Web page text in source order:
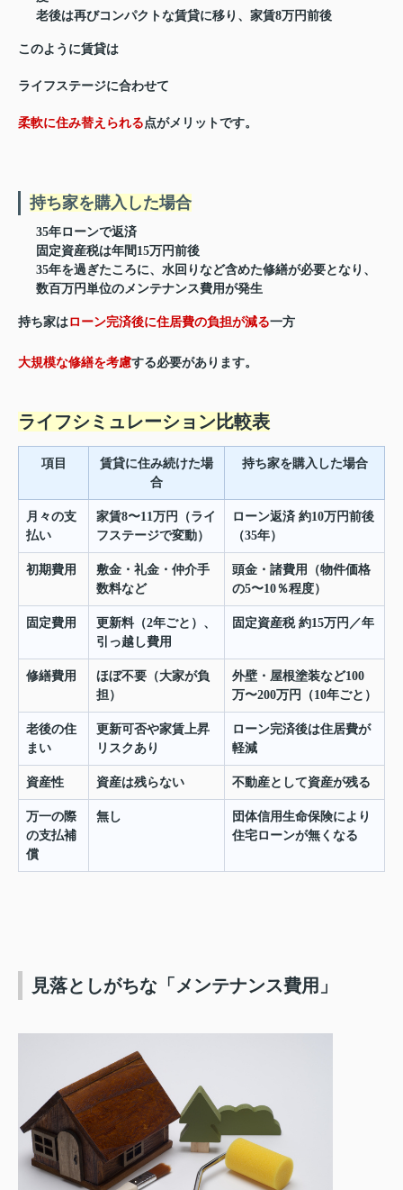
老後は再びコンパクトな賃貸に移り、家賃8万円前後
このように賃貸は
ライフステージに合わせて
柔軟に住み替えられる 点がメリットです。
持ち家を購入した場合
35年ローンで返済
固定資産税は年間15万円前後
35年を過ぎたころに、水回りなど含めた修繕が必要となり、
数百万円単位のメンテナンス費用が発生
持ち家はローン完済後に住居費の負担が減る一方
大規模な修繕を考慮する必要があります。
ライフシミュレーション比較表
項目
賃貸に住み続けた場
合
持ち家を購入した場合
月々の支
払い
家賃8〜11万円（ライ
フステージで変動）
ローン返済 約10万円前後
（35年）
初期費用
敷金・礼金・仲介手
数料など
頭金・諸費用（物件価格
の5〜10％程度）
固定費用
更新料（2年ごと）、
引っ越し費用
固定資産税 約15万円／年
修繕費用
ほぼ不要（大家が負
担）
外壁・屋根塗装など100
万〜200万円（10年ごと）
老後の住
まい
更新可否や家賃上昇
リスクあり
ローン完済後は住居費が
軽減
資産性 資産は残らない 不動産として資産が残る
万一の際
の支払補
償
無し
団体信用生命保険により
住宅ローンが無くなる
見落としがちな「メンテナンス費用」